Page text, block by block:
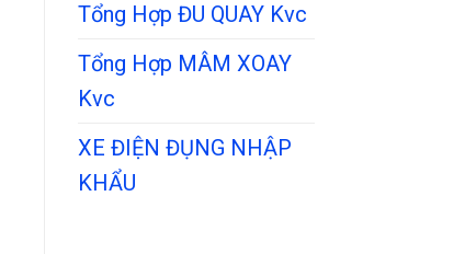
Tổng Hợp ĐU QUAY Kvc
Tổng Hợp MÂM XOAY
Kvc
XE ĐIỆN ĐỤNG NHẬP
KHẨU